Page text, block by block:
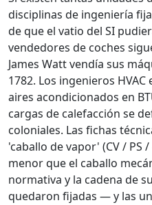
disciplinas de ingeniería
de que el vatio del SI
vendedores de coches
James Watt vendía sus
1782. Los ingenieros
aires acondicionados en
cargas de calefacción se
coloniales. Las fichas
'caballo de vapor' (CV / PS
menor que el caballo
normativa y la cadena de
quedaron fijadas — y las